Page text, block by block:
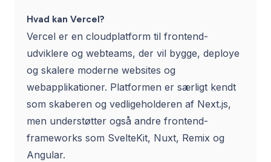
Hvad kan Vercel?
Vercel er en cloudplatform til frontend-
udviklere og webteams, der vil bygge, deploye
og skalere moderne websites og
webapplikationer. Platformen er særligt kendt
som skaberen og vedligeholderen af Next.js,
men understøtter også andre frontend-
frameworks som SvelteKit, Nuxt, Remix og
Angular.